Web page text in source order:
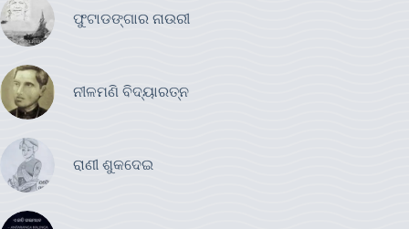
ଫୁଟାଡଙ୍ଗାର ନାଉରୀ
ନୀଳମଣି ବିଦ୍ୟାରତ୍ନ
ରାଣୀ ଶୁକଦେଇ